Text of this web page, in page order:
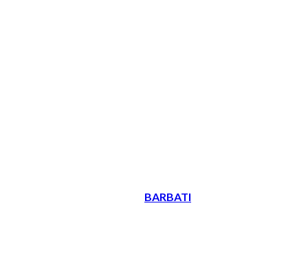
BARBATI